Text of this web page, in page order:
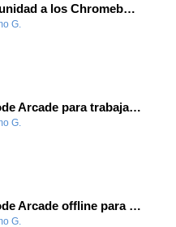
Dale una oportunidad a los Chromebooks y utiliza un proyector para realizar talleres si no tienes pantallas táctiles
G.
Instala MakeCode Arcade para trabajar offline en tu tablet, ordenador, Chromebook
G.
Instala MakeCode Arcade offline para programar grandes juegos sin necesidad de Internet
G.